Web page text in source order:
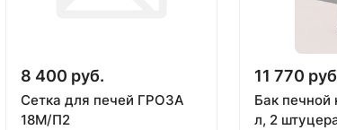
8 400 руб.
Сетка для печей ГРОЗА
18М/П2
11 770
Бак печной
л, 2